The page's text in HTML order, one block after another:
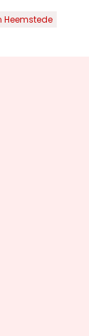
Heemstede